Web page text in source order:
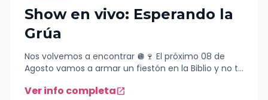
Show en vivo: Esperando la
Grúa
Nos volvemos a encontrar 🪩🍷 El próximo 08 de
Agosto vamos a armar un fiestón en la Biblio y no te
https://www.entradaweb.com.ar/evento/942dab0e/
Ver info completaopen_in_new